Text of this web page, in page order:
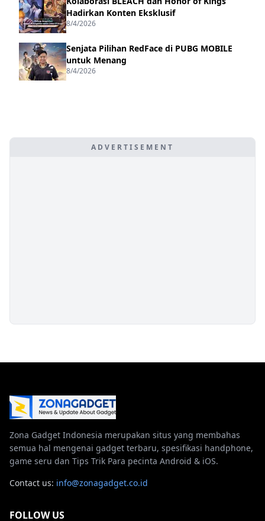
Hadirkan Konten Eksklusif
8/4/2026
Senjata Pilihan RedFace di PUBG MOBILE
untuk Menang
8/4/2026
ADVERTISEMENT
Zona Gadget Indonesia merupakan situs yang membahas
semua hal mengenai gadget terbaru, spesifikasi handphone,
game seru dan Tips Trik Para pecinta Android & iOS.
Contact us: info@zonagadget.co.id
FOLLOW US